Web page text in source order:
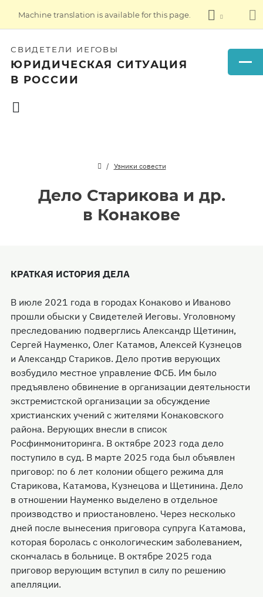
Machine translation is available for this page.
СВИДЕТЕЛИ ИЕГОВЫ
ЮРИДИЧЕСКАЯ СИТУАЦИЯ
В РОССИИ
Узники совести
Дело Старикова и др.
в Конакове
КРАТКАЯ ИСТОРИЯ ДЕЛА
В июле 2021 года в городах Конаково и Иваново
прошли обыски у Свидетелей Иеговы. Уголовному
преследованию подверглись Александр Щетинин,
Сергей Науменко, Олег Катамов, Алексей Кузнецов
и Александр Стариков. Дело против верующих
возбудило местное управление ФСБ. Им было
предъявлено обвинение в организации деятельности
экстремистской организации за обсуждение
христианских учений с жителями Конаковского
района. Верующих внесли в список
Росфинмониторинга. В октябре 2023 года дело
поступило в суд. В марте 2025 года был объявлен
приговор: по 6 лет колонии общего режима для
Старикова, Катамова, Кузнецова и Щетинина. Дело
в отношении Науменко выделено в отдельное
производство и приостановлено. Через несколько
дней после вынесения приговора супруга Катамова,
которая боролась с онкологическим заболеванием,
скончалась в больнице. В октябре 2025 года
приговор верующим вступил в силу по решению
апелляции.